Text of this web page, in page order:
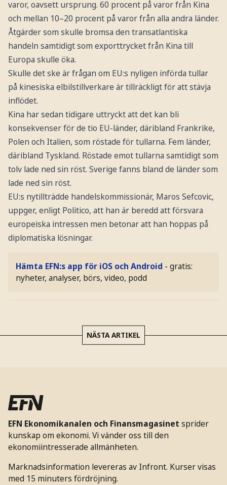
varor, oavsett ursprung. 60 procent på varor från Kina
och mellan 10–20 procent på varor från alla andra länder.
Åtgärder som skulle bromsa den transatlantiska
handeln samtidigt som exporttrycket från Kina till
Europa skulle öka.
Skulle det ske är frågan om EU:s nyligen införda tullar
på kinesiska elbilstillverkare är tillräckligt för att stävja
inflödet.
Kina har sedan tidigare uttryckt att det kan bli
konsekvenser för de tio EU-länder, däribland Frankrike,
Polen och Italien, som röstade för tullarna. Fem länder,
däribland Tyskland. Röstade emot tullarna samtidigt som
tolv lade ned sin röst. Sverige fanns bland de länder som
lade ned sin röst.
EU:s nytillträdde handelskommissionär, Maros Sefcovic,
uppger, enligt Politico, att han är beredd att försvara
europeiska intressen men betonar att han hoppas på
diplomatiska lösningar.
Hämta EFN:s app för iOS och Android - gratis:
nyheter, analyser, börs, video, podd
NÄSTA ARTIKEL
EFN Ekonomikanalen och Finansmagasinet sprider
kunskap om ekonomi. Vi vänder oss till den
ekonomiintresserade allmänheten.
Marknadsinformation levereras av Infront. Kurser visas
med 15 minuters fördröjning.